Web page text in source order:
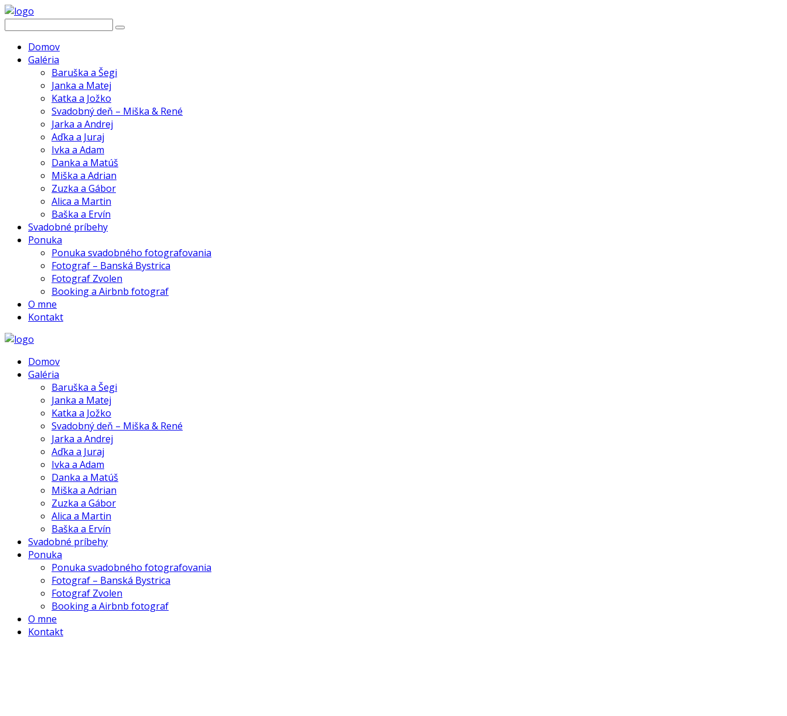
Domov
Galéria
Baruška a Šegi
Janka a Matej
Katka a Jožko
Svadobný deň – Miška & René
Jarka a Andrej
Aďka a Juraj
Ivka a Adam
Danka a Matúš
Miška a Adrian
Zuzka a Gábor
Alica a Martin
Baška a Ervín
Svadobné príbehy
Ponuka
Ponuka svadobného fotografovania
Fotograf – Banská Bystrica
Fotograf Zvolen
Booking a Airbnb fotograf
O mne
Kontakt
Domov
Galéria
Baruška a Šegi
Janka a Matej
Katka a Jožko
Svadobný deň – Miška & René
Jarka a Andrej
Aďka a Juraj
Ivka a Adam
Danka a Matúš
Miška a Adrian
Zuzka a Gábor
Alica a Martin
Baška a Ervín
Svadobné príbehy
Ponuka
Ponuka svadobného fotografovania
Fotograf – Banská Bystrica
Fotograf Zvolen
Booking a Airbnb fotograf
O mne
Kontakt